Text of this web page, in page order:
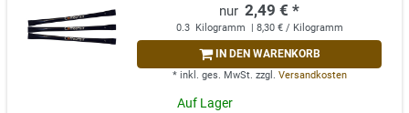
2,49 € *
0.3 Kilogramm | 8,30 € / Kilogramm
IN DEN WARENKORB
* inkl. ges. MwSt. zzgl. Versandkosten
Auf Lager